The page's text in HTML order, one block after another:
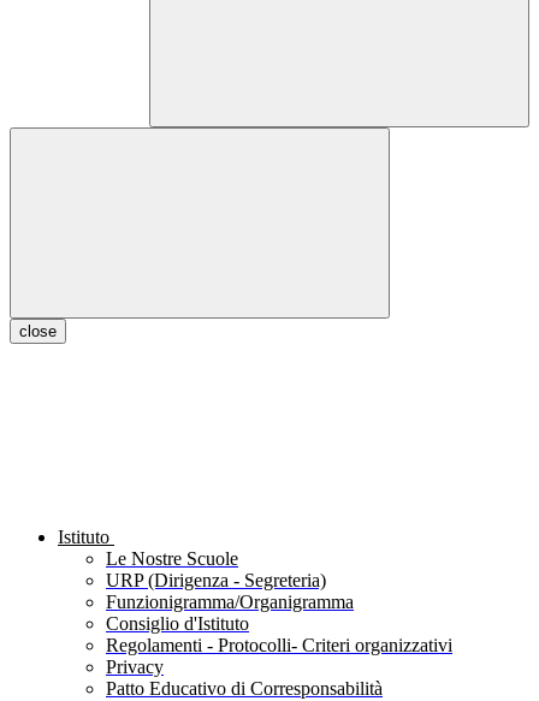
close
Istituto
Le Nostre Scuole
URP (Dirigenza - Segreteria)
Funzionigramma/Organigramma
Consiglio d'Istituto
Regolamenti - Protocolli- Criteri organizzativi
Privacy
Patto Educativo di Corresponsabilità